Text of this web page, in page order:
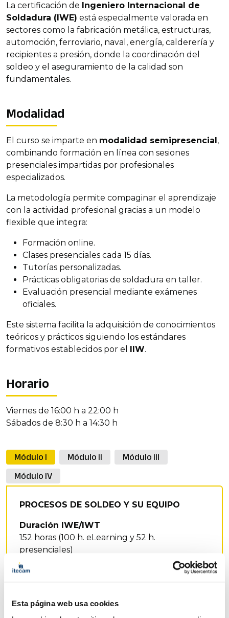
Esta página web usa cookies
La certificación de Ingeniero Internacional de
Soldadura (IWE) está especialmente valorada en
sectores como la fabricación metálica, estructuras,
automoción, ferroviario, naval, energía, calderería y
recipientes a presión, donde la coordinación del
soldeo y el aseguramiento de la calidad son
fundamentales.
Modalidad
El curso se imparte en modalidad semipresencial,
combinando formación en línea con sesiones
presenciales impartidas por profesionales
especializados.
La metodología permite compaginar el aprendizaje
con la actividad profesional gracias a un modelo
flexible que integra:
Formación online.
Clases presenciales cada 15 días.
Tutorías personalizadas.
Prácticas obligatorias de soldadura en taller.
Evaluación presencial mediante exámenes
oficiales.
Este sistema facilita la adquisición de conocimientos
teóricos y prácticos siguiendo los estándares
formativos establecidos por el IIW.
Horario
Viernes de 16:00 h a 22:00 h
Sábados de 8:30 h a 14:30 h
Módulo I Módulo II
Módulo III
Módulo IV
PROCESOS DE SOLDEO Y SU EQUIPO
Duración IWE/IWT
152 horas (100 h. eLearning y 52 h.
presenciales)
Duración IWS
102 horas (50 h. eLearning y 52 h. presenciales)
Prácticas de soldeo obligatorias
39 h. presenciales.